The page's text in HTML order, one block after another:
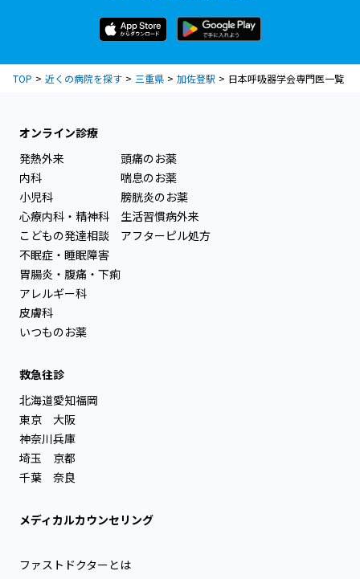
TOP 近くの病院を探す 三重県 加佐登駅 日本呼吸器学会専門医一覧
オンライン診療
発熱外来
内科
小児科
心療内科・精神科
こどもの発達相談
不眠症・睡眠障害
胃腸炎・腹痛・下痢
アレルギー科
皮膚科
いつものお薬
頭痛のお薬
喘息のお薬
膀胱炎のお薬
生活習慣病外来
アフターピル処方
救急往診
北海道
東京
神奈川
埼玉
千葉
愛知
大阪
兵庫
京都
奈良
福岡
メディカルカウンセリング
ファストドクターとは